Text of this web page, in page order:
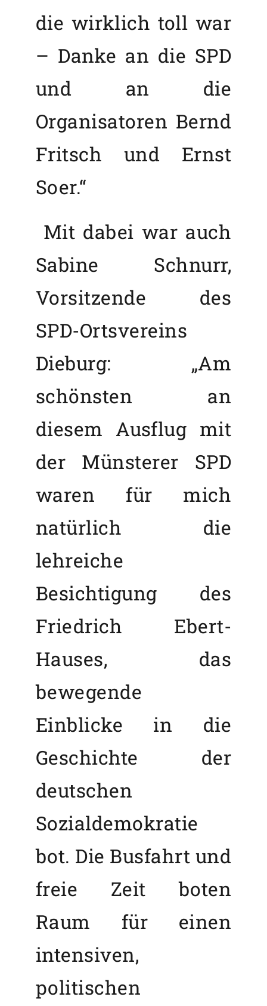
die wirklich toll war
– Danke an die SPD
und an die
Organisatoren Bernd
Fritsch und Ernst
Soer.“
Mit dabei war auch
Sabine Schnurr,
Vorsitzende des
SPD-Ortsvereins
Dieburg: „Am
schönsten an
diesem Ausflug mit
der Münsterer SPD
waren für mich
natürlich die
lehreiche
Besichtigung des
Friedrich Ebert-
Hauses, das
bewegende
Einblicke in die
Geschichte der
deutschen
Sozialdemokratie
bot. Die Busfahrt und
freie Zeit boten
Raum für einen
intensiven,
politischen